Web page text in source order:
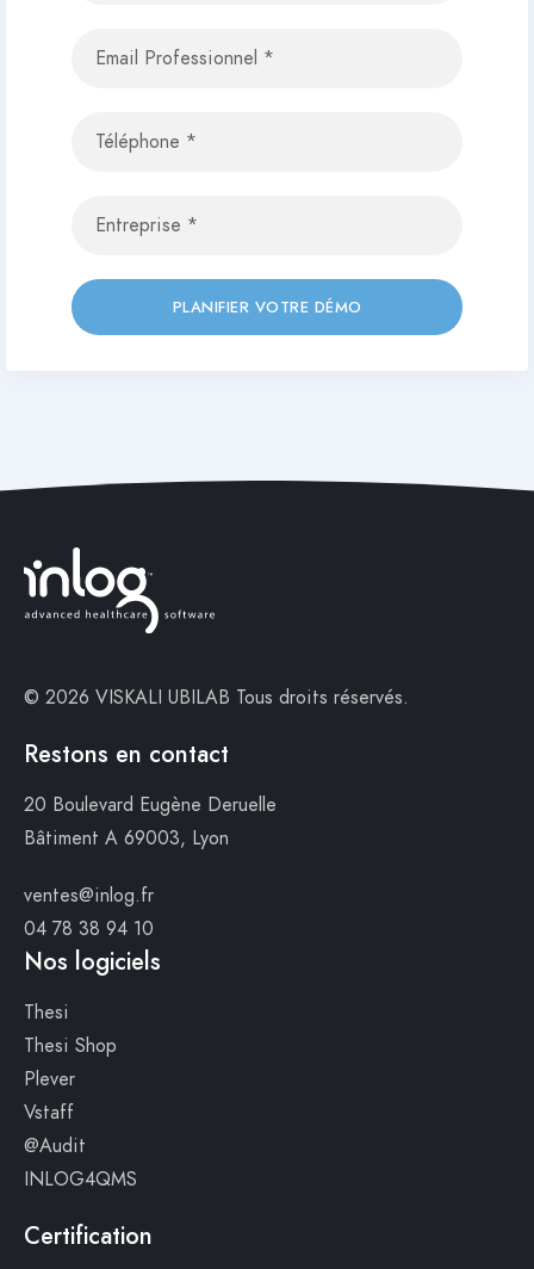
PLANIFIER VOTRE DÉMO
© 2026 VISKALI UBILAB Tous droits réservés.
Restons en contact
20 Boulevard Eugène Deruelle
Bâtiment A 69003, Lyon
ventes@inlog.fr
04 78 38 94 10
Nos logiciels
Thesi
Thesi Shop
Plever
Vstaff
@Audit
INLOG4QMS
Certification